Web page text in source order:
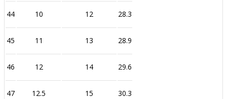
44 10 12 28.3
45 11 13 28.9
46 12 14 29.6
47 12.5 15 30.3